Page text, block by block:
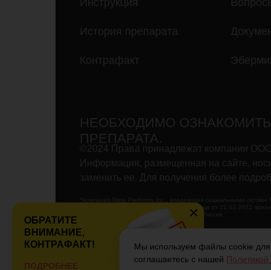
ОБРАТИТЕ
ВНИМАНИЕ,
КОНТРАФАКТ!
ПОДРОБНЕЕ
НЕОБХОДИМО
ПРЕПАРАТА.
©2024 Права принадлежат компании
Информация, размещенная на сайте,
заменить ее. Для получения более
История препарата
Контрафакт
*Компания Meta Platforms Inc., владеющая социальными сетями
мессенджером WhatsApp, по решению суда от 21.03.2022
деятельность запрещена на территории России.
Мы используем файлы cookie для
соглашаетесь с нашей